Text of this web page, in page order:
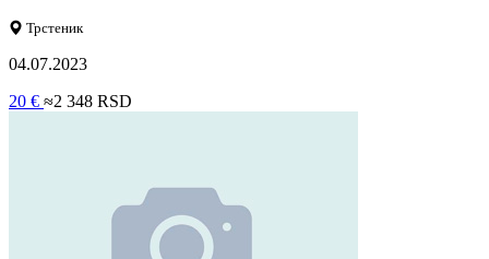
Трстеник
04.07.2023
20 € ≈2 348 RSD